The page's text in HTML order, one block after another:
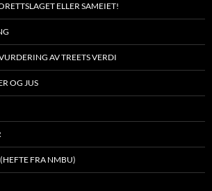
ELLER SAMEIET!
AV TREETS VERDI
OG JUS
FRA NMBU)